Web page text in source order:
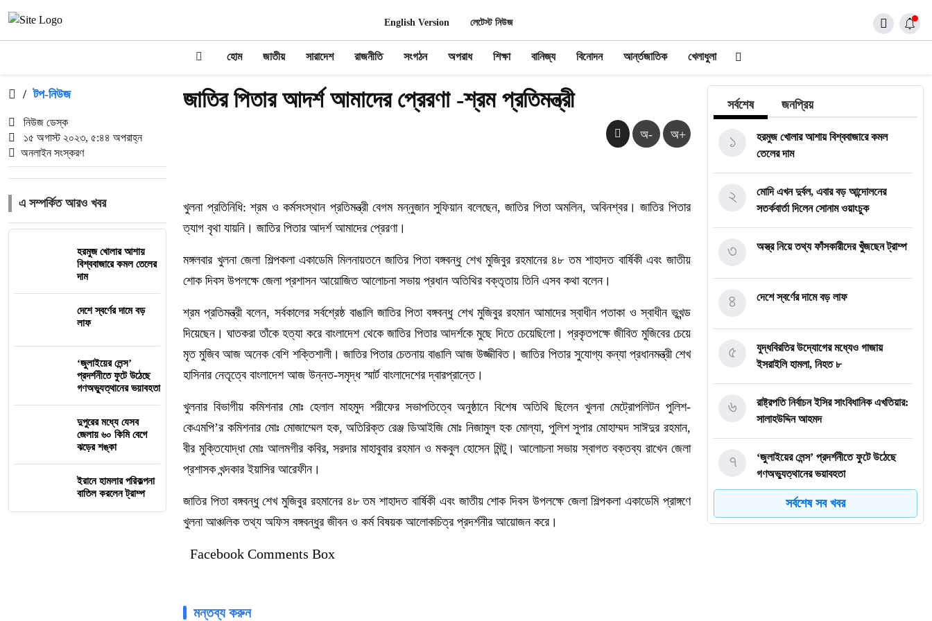
English Version লেটেস্ট নিউজ
হোম জাতীয় সারাদেশ রাজনীতি সংগঠন অপরাধ শিক্ষা বানিজ্য বিনোদন আর্ন্তজাতিক খেলাধুলা
/ টপ-নিউজ
নিউজ ডেস্ক
১৫ অগাস্ট ২০২৩, ৫:৪৪ অপরাহ্ন
অনলাইন সংস্করণ
এ সম্পর্কিত আরও খবর
হরমুজ খোলার আশায়
বিশ্ববাজারে কমল তেলের
দাম
দেশে স্বর্ণের দামে বড়
লাফ
‘জুলাইয়ের লেন্স’
প্রদর্শনীতে ফুটে উঠেছে
গণঅভ্যুত্থানের ভয়াবহতা
দুপুরের মধ্যে যেসব
জেলায় ৬০ কিমি বেগে
ঝড়ের শঙ্কা
ইরানে হামলার পরিকল্পনা
বাতিল করলেন ট্রাম্প
জাতির পিতার আদর্শ আমাদের প্রেরণা -শ্রম প্রতিমন্ত্রী
অ- অ+
খুলনা প্রতিনিধি: শ্রম ও কর্মসংস্থান প্রতিমন্ত্রী বেগম মন্নুজান সুফিয়ান বলেছেন, জাতির পিতা অমলিন, অবিনশ্বর। জাতির পিতার
ত্যাগ বৃথা যায়নি। জাতির পিতার আদর্শ আমাদের প্রেরণা।
মঙ্গলবার খুলনা জেলা শিল্পকলা একাডেমি মিলনায়তনে জাতির পিতা বঙ্গবন্ধু শেখ মুজিবুর রহমানের ৪৮ তম শাহাদত বার্ষিকী এবং জাতীয়
শোক দিবস উপলক্ষে জেলা প্রশাসন আয়োজিত আলোচনা সভায় প্রধান অতিথির বক্তৃতায় তিনি এসব কথা বলেন।
শ্রম প্রতিমন্ত্রী বলেন, সর্বকালের সর্বশ্রেষ্ঠ বাঙালি জাতির পিতা বঙ্গবন্ধু শেখ মুজিবুর রহমান আমাদের স্বাধীন পতাকা ও স্বাধীন ভূখন্ড
দিয়েছেন। ঘাতকরা তাঁকে হত্যা করে বাংলাদেশ থেকে জাতির পিতার আদর্শকে মুছে দিতে চেয়েছিলো। প্রকৃতপক্ষে জীবিত মুজিবের চেয়ে
মৃত মুজিব আজ অনেক বেশি শক্তিশালী। জাতির পিতার চেতনায় বাঙালি আজ উজ্জীবিত। জাতির পিতার সুযোগ্য কন্যা প্রধানমন্ত্রী শেখ
হাসিনার নেতৃত্বে বাংলাদেশ আজ উন্নত-সমৃদ্ধ স্মার্ট বাংলাদেশের দ্বারপ্রান্তে।
খুলনার বিভাগীয় কমিশনার মোঃ হেলাল মাহমুদ শরীফের সভাপতিত্বে অনুষ্ঠানে বিশেষ অতিথি ছিলেন খুলনা মেট্রোপলিটন পুলিশ-
কেএমপি’র কমিশনার মোঃ মোজাম্মেল হক, অতিরিক্ত রেঞ্জ ডিআইজি মোঃ নিজামুল হক মোল্যা, পুলিশ সুপার মোহাম্মদ সাঈদুর রহমান,
বীর মুক্তিযোদ্ধা মোঃ আলমগীর কবির, সরদার মাহাবুবার রহমান ও মকবুল হোসেন মিন্টু। আলোচনা সভায় স্বাগত বক্তব্য রাখেন জেলা
প্রশাসক খন্দকার ইয়াসির আরেফীন।
জাতির পিতা বঙ্গবন্ধু শেখ মুজিবুর রহমানের ৪৮ তম শাহাদত বার্ষিকী এবং জাতীয় শোক দিবস উপলক্ষে জেলা শিল্পকলা একাডেমি প্রাঙ্গণে
খুলনা আঞ্চলিক তথ্য অফিস বঙ্গবন্ধুর জীবন ও কর্ম বিষয়ক আলোকচিত্র প্রদর্শনীর আয়োজন করে।
Facebook Comments Box
মন্তব্য করুন
সর্বশেষ জনপ্রিয়
হরমুজ খোলার আশায় বিশ্ববাজারে কমল
তেলের দাম
১
মোদি এখন দুর্বল, এবার বড় আন্দোলনের
সতর্কবার্তা দিলেন সোনাম ওয়াংচুক
২
অস্ত্র নিয়ে তথ্য ফাঁসকারীদের খুঁজছেন ট্রাম্প
৩
দেশে স্বর্ণের দামে বড় লাফ
৪
যুদ্ধবিরতির উদ্যোগের মধ্যেও গাজায়
ইসরাইলি হামলা, নিহত ৮
৫
রাষ্ট্রপতি নির্বাচন ইসির সাংবিধানিক এখতিয়ার:
সালাহউদ্দিন আহমদ
৬
‘জুলাইয়ের লেন্স’ প্রদর্শনীতে ফুটে উঠেছে
গণঅভ্যুত্থানের ভয়াবহতা
৭
৮
সর্বশেষ সব খবর